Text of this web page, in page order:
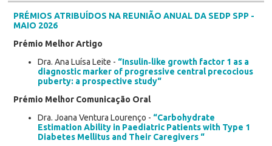
PRÉMIOS ATRIBUÍDOS NA REUNIÃO ANUAL DA SEDP SPP -
MAIO 2026
Prémio Melhor Artigo
Dra. Ana Luísa Leite - “Insulin‑like growth factor 1 as a
diagnostic marker of progressive central precocious
puberty: a prospective study“
Prémio Melhor Comunicação Oral
Dra. Joana Ventura Lourenço - “Carbohydrate
Estimation Ability in Paediatric Patients with Type 1
Diabetes Mellitus and Their Caregivers “